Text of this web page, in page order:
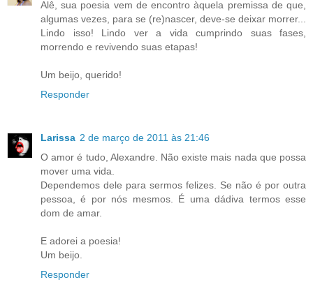
Alê, sua poesia vem de encontro àquela premissa de que,
algumas vezes, para se (re)nascer, deve-se deixar morrer...
Lindo isso! Lindo ver a vida cumprindo suas fases,
morrendo e revivendo suas etapas!
Um beijo, querido!
Responder
Larissa 2 de março de 2011 às 21:46
O amor é tudo, Alexandre. Não existe mais nada que possa
mover uma vida.
Dependemos dele para sermos felizes. Se não é por outra
pessoa, é por nós mesmos. É uma dádiva termos esse
dom de amar.
E adorei a poesia!
Um beijo.
Responder